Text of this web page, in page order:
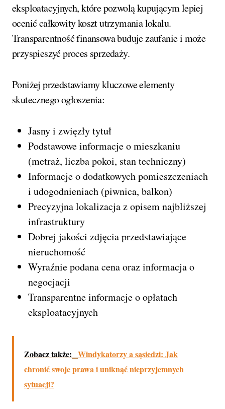
eksploatacyjnych, które pozwolą kupującym lepiej
ocenić całkowity koszt utrzymania lokalu.
Transparentność finansowa buduje zaufanie i może
przyspieszyć proces sprzedaży.
Poniżej przedstawiamy kluczowe elementy
skutecznego ogłoszenia:
Jasny i zwięzły tytuł
Podstawowe informacje o mieszkaniu
(metraż, liczba pokoi, stan techniczny)
Informacje o dodatkowych pomieszczeniach
i udogodnieniach (piwnica, balkon)
Precyzyjna lokalizacja z opisem najbliższej
infrastruktury
Dobrej jakości zdjęcia przedstawiające
nieruchomość
Wyraźnie podana cena oraz informacja o
negocjacji
Transparentne informacje o opłatach
eksploatacyjnych
Zobacz także: Windykatorzy a sąsiedzi: Jak
chronić swoje prawa i uniknąć nieprzyjemnych
sytuacji?